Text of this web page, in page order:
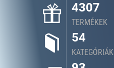
4307
TERMÉKEK
54
KATEGÓRIÁK